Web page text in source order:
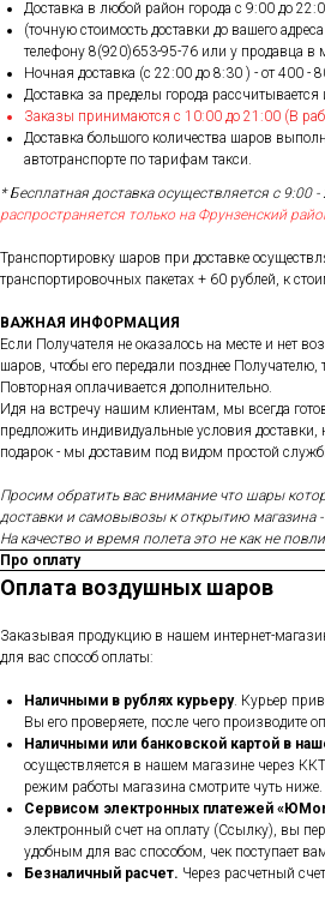
Доставка в любой район города c 9:00 до
(точную стоимость доставки до вашего
телефону 8(920)653-95-76 или у продавца в
Ночная доставка (с 22:00 до 8:30 ) - от 400 -
Доставка за пределы города
Заказы принимаются с 10:00 до 21:00 (В
Доставка большого количества шаров
автотранспорте по тарифам такси.
* Бесплатная доставка осуществляется с 9:00
распространяется только на Фрунзенский
Транспортировку шаров при доставке
транспортировочных пакетах + 60 рублей, к
ВАЖНАЯ ИНФОРМАЦИЯ
Если Получателя не оказалось на месте и нет
шаров, чтобы его передали позднее
Повторная оплачивается дополнительно.
Идя на встречу нашим клиентам, мы всегда
предложить индивидуальные условия
подарок - мы доставим под видом простой
Просим обратить вас внимание что шары
доставки и самовывозы к открытию магазина -
На качество и время полета это не как не
Про оплату
Оплата воздушных шаров
Заказывая продукцию в нашем интернет-
для вас способ оплаты:
Наличными в рублях курьеру. Курьер
Вы его проверяете, после чего производите
Наличными или банковской картой в
осуществляется в нашем магазине через
режим работы магазина смотрите чуть ниже.
Сервисом электронных платежей
электронный счет на оплату (Ссылку), вы
удобным для вас способом, чек поступает
Безналичный расчет. Через расчетный